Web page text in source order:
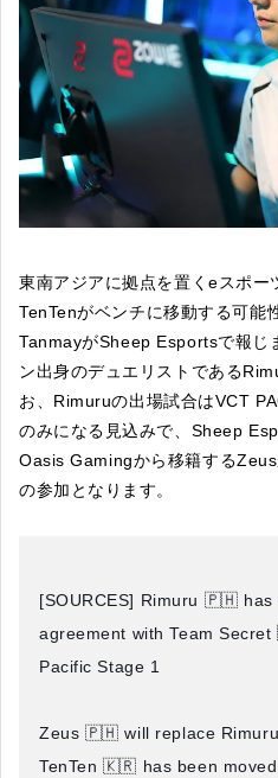
東南アジアに拠点を置くeスポ
TenTenがベンチに移動する可能
TanmayがSheep Esportsで報じ
ン出身のデュエリストである
お、Rimuruの出場試合はVCT
のみになる見込みで、Sheep
Oasis Gamingから移籍する
の参加となります。
[SOURCES] Rimuru 🇵🇭 has
agreement with Team
Pacific Stage 1
Zeus 🇵🇭 will replace
TenTen 🇰🇷 has been